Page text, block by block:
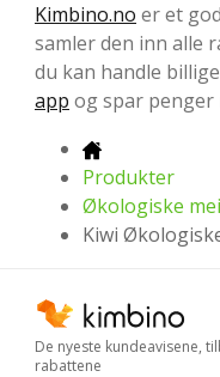
Kimbino.no er et
samler den inn alle
du kan handle
app og spar penger
Produkter
Økologiske
Kiwi
De nyeste kundeavisene,
rabattene